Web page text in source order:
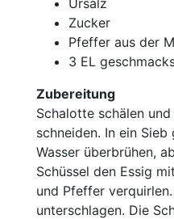
Ursalz
Zucker
Pfeffer aus der
3 EL
Zubereitung
Schalotte schälen
schneiden. In ein
Wasser überbrühen,
Schüssel den Essig
und Pfeffer
unterschlagen. Die